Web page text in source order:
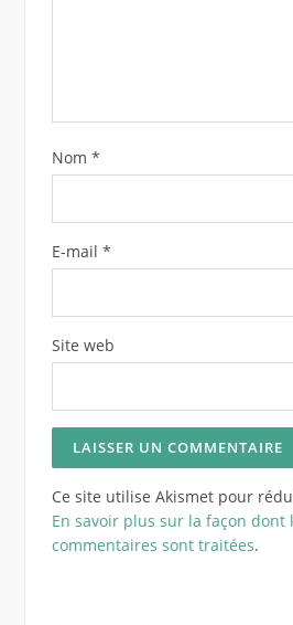
Nom *
E-mail *
Site web
Ce site utilise Akismet pour
En savoir plus sur la façon dont
commentaires sont traitées.